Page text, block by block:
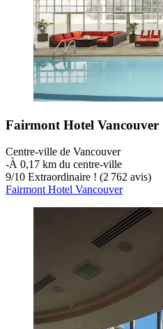
Fairmont Hotel Vancouver
Centre-ville de Vancouver
‐À 0,17 km du centre-ville
9/10 Extraordinaire ! (2 762 avis)
Fairmont Hotel Vancouver